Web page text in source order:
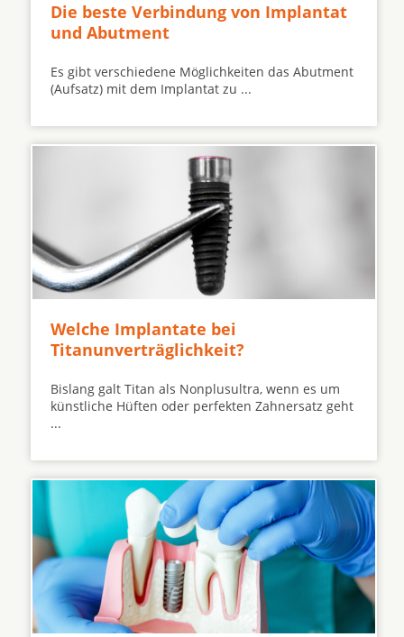
Die beste Verbindung von Implantat
und Abutment
Es gibt verschiedene Möglichkeiten das Abutment
(Aufsatz) mit dem Implantat zu ...
Welche Implantate bei
Titanunverträglichkeit?
Bislang galt Titan als Nonplusultra, wenn es um
künstliche Hüften oder perfekten Zahnersatz geht
...